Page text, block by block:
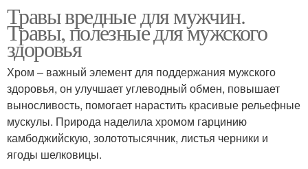
Травы вредные для мужчин.
Травы, полезные для мужского
здоровья
Хром – важный элемент для поддержания мужского
здоровья, он улучшает углеводный обмен, повышает
выносливость, помогает нарастить красивые рельефные
мускулы. Природа наделила хромом гарцинию
камбоджийскую, золототысячник, листья черники и
ягоды шелковицы.